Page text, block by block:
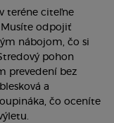
teréne citeľne
Musíte odpojiť
nábojom, čo si
pohon
prevedení bez
a
čo oceníte